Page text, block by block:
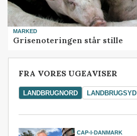
MARKED
Grisenoteringen står stille
FRA VORES UGEAVISER
LANDBRUGNORD LANDBRUGSYD
CAP-I-DANMARK